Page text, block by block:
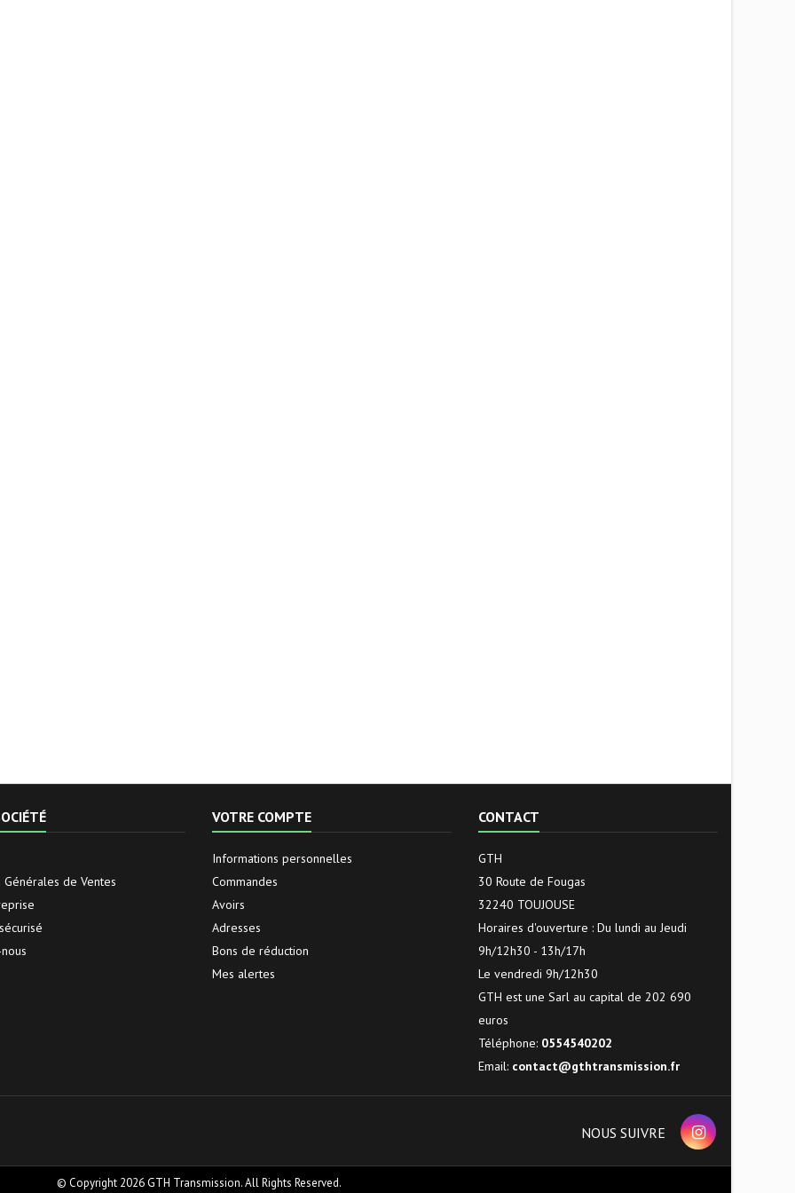
Générales de Ventes
VOTRE COMPTE
Informations personnelles
Commandes
Avoirs
Adresses
Bons de réduction
Mes alertes
CONTACT
GTH
30 Route de Fougas
32240 TOUJOUSE
Horaires d'ouverture : Du lundi au Jeudi
9h/12h30 - 13h/17h
Le vendredi 9h/12h30
GTH est une Sarl au capital de 202 690
euros
Téléphone: 0554540202
Email: contact@gthtransmission.fr
NOUS SUIVRE
© Copyright 2026 GTH Transmission. All Rights Reserved.